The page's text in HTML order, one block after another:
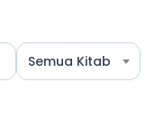
Semua Kitab